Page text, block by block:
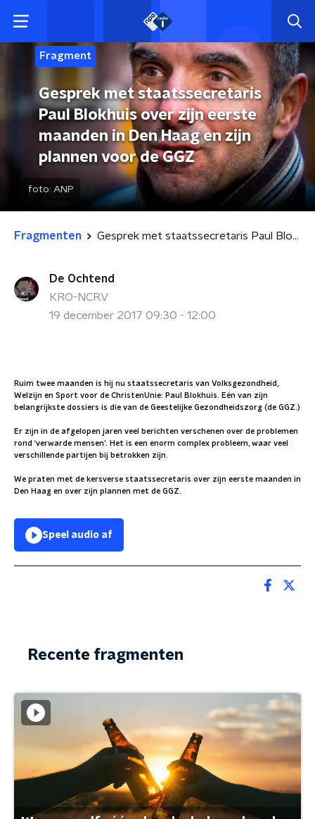
Fragment
Gesprek met staatssecretaris
Paul Blokhuis over zijn eerste
maanden in Den Haag en zijn
plannen voor de GGZ
foto: ANP
Fragmenten Gesprek met staatssecretaris Paul Blokhuis over zijn eerste maanden in Den Haag en zijn plannen voor de GGZ
De Ochtend
KRO-NCRV
19 december 2017 09:30 - 12:00
Ruim twee maanden is hij nu staatssecretaris van Volksgezondheid,
Welzijn en Sport voor de ChristenUnie: Paul Blokhuis. Eén van zijn
belangrijkste dossiers is die van de Geestelijke Gezondheidszorg (de GGZ.)
Er zijn in de afgelopen jaren veel berichten verschenen over de problemen
rond ‘verwarde mensen’. Het is een enorm complex probleem, waar veel
verschillende partijen bij betrokken zijn.
We praten met de kersverse staatssecretaris over zijn eerste maanden in
Den Haag en over zijn plannen met de GGZ.
Speel audio af
Recente fragmenten